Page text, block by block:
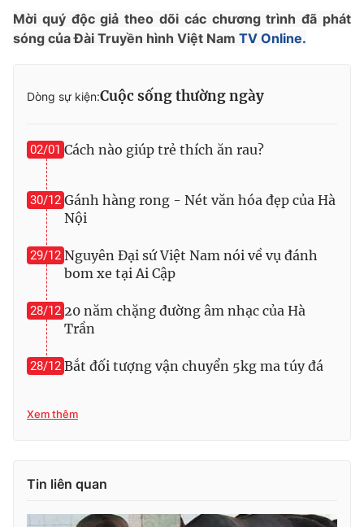
Sản phẩm
Tư vấn
Lịch phát sóng
Emagazine Podcast
Photo Infographic
Video
VTV Money
VTV Sức khoẻ
Thị trường 24h Tấm lòng Việt
VTV4
Liên hệ tòa soạn English
Mời quý độc giả theo dõi các chương trình đã phát
sóng của Đài Truyền hình Việt Nam TV Online.
Dòng sự kiện:Cuộc sống thường ngày
02/01 Cách nào giúp trẻ thích ăn rau?
30/12 Gánh hàng rong - Nét văn hóa đẹp của Hà
Nội
29/12 Nguyên Đại sứ Việt Nam nói về vụ đánh
bom xe tại Ai Cập
28/12 20 năm chặng đường âm nhạc của Hà
Trần
28/12 Bắt đối tượng vận chuyển 5kg ma túy đá
Xem thêm
Tin liên quan